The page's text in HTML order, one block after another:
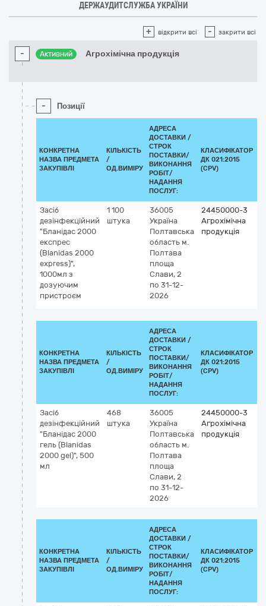
ДЕРЖАУДИТСЛУЖБА УКРАЇНИ
+ відкрити всі - закрити всі
- Активний Агрохімічна продукція
- Позиції
КОНКРЕТНА
НАЗВА ПРЕДМЕТА
ЗАКУПІВЛІ
КІЛЬКІСТЬ
/
ОД.ВИМІРУ
АДРЕСА
ДОСТАВКИ /
СТРОК
ПОСТАВКИ/
ВИКОНАННЯ
РОБІТ/
НАДАННЯ
ПОСЛУГ:
КЛАСИФІКАТОР
ДК 021:2015
(CPV)
Засіб
дезінфекційний
"Бланідас 2000
експрес
(Blanidas 2000
express)",
1000мл з
дозуючим
пристроєм
1 100
штука
36005
Україна
Полтавська
область м.
Полтава
площа
Слави, 2
по 31-12-
2026
24450000-3
Агрохімічна
продукція
КОНКРЕТНА
НАЗВА ПРЕДМЕТА
ЗАКУПІВЛІ
КІЛЬКІСТЬ
/
ОД.ВИМІРУ
АДРЕСА
ДОСТАВКИ /
СТРОК
ПОСТАВКИ/
ВИКОНАННЯ
РОБІТ/
НАДАННЯ
ПОСЛУГ:
КЛАСИФІКАТОР
ДК 021:2015
(CPV)
Засіб
дезінфекційний
"Бланідас 2000
гель (Blanidas
2000 gel)", 500
мл
468
штука
36005
Україна
Полтавська
область м.
Полтава
площа
Слави, 2
по 31-12-
2026
24450000-3
Агрохімічна
продукція
КОНКРЕТНА
НАЗВА ПРЕДМЕТА
ЗАКУПІВЛІ
КІЛЬКІСТЬ
/
ОД.ВИМІРУ
АДРЕСА
ДОСТАВКИ /
СТРОК
ПОСТАВКИ/
ВИКОНАННЯ
РОБІТ/
НАДАННЯ
ПОСЛУГ:
КЛАСИФІКАТОР
ДК 021:2015
(CPV)